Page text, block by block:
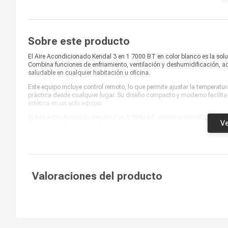
Control remoto
Capacidad de absorción 3L/h
Purificador de aire
Fuente de poder
Tipo de control Control remoto
Sobre este producto
El Aire Acondicionado Kendal 3 en 1 7000 BT en color blanco es la
Combina funciones de enfriamiento, ventilación y deshumidificación,
saludable en cualquier habitación u oficina.
Este equipo incluye control remoto, lo que permite ajustar la
práctica desde cualquier lugar. Su diseño compacto y moderno
estética en un solo equipo.
proporciona frescura, confort y versatilidad. Su diseño elegante en
Valoraciones del producto